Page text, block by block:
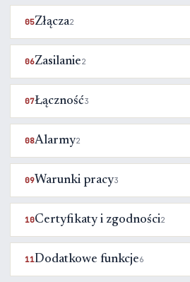
05Złącza2
06Zasilanie2
07Łączność3
08Alarmy2
09Warunki pracy3
10Certyfikaty i zgodności2
11Dodatkowe funkcje6